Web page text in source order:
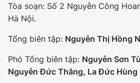
Tòa soạn: Số 2 Nguyễn Công
Hà Nội.
Tổng biên tập: Nguyễn Thị Hồng
Phó Tổng biên tập: Nguyễn Sơn
Nguyễn Đức Thắng, La Đức Hùng